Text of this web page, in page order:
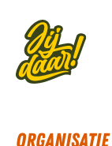
Organisatie